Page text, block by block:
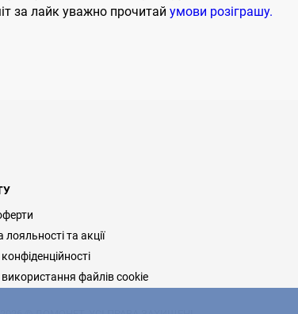
за лайк уважно прочитай умови розіграшу.
та акції
використання файлів cookie